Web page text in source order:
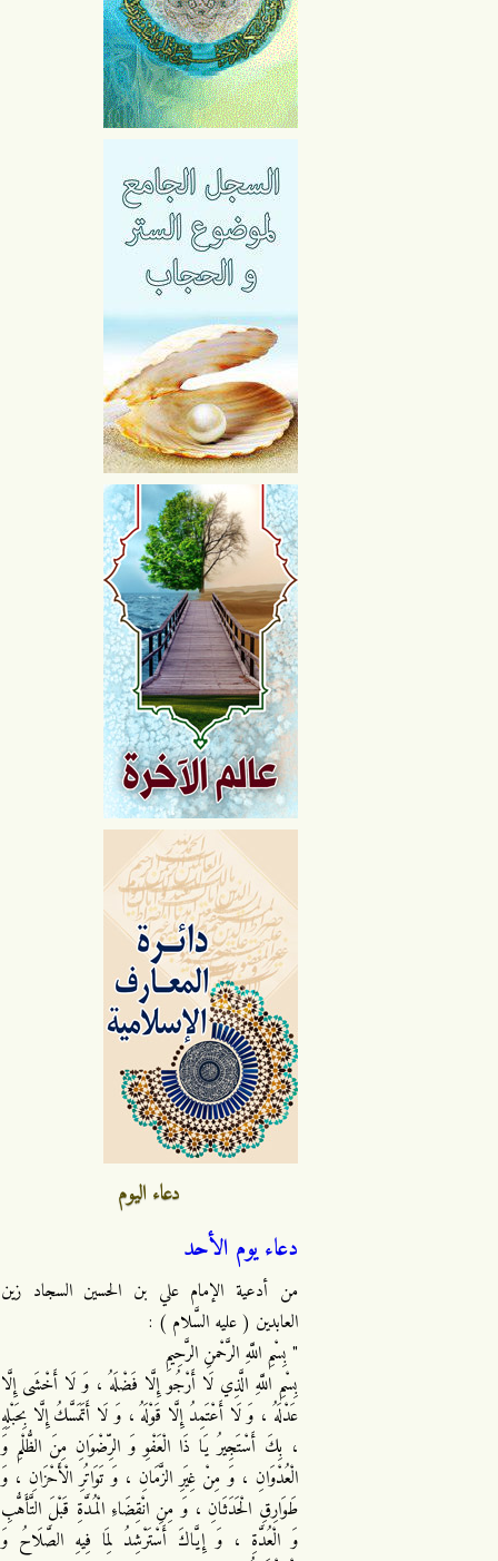
دعاء اليوم
دعاء يوم الأحد
من أدعية الإمام علي بن الحسين السجاد زين
العابدين ( عليه السَّلام ) :
" بِسْمِ اللَّهِ الرَّحْمنِ الرَّحِيمِ
بِسْمِ اللَّهِ الَّذِي لَا أَرْجُو إِلَّا فَضْلَهُ ، وَ لَا أَخْشَى إِلَّا
عَدْلَهُ ، وَ لَا أَعْتَمِدُ إِلَّا قَوْلَهُ ، وَ لَا أَتَمَسَّكُ إِلَّا بِحَبْلِهِ
، بِكَ أَسْتَجِيرُ يَا ذَا الْعَفْوِ وَ الرِّضْوَانِ مِنَ الظُّلْمِ وَ
الْعُدْوَانِ ، وَ مِنْ غِيَرِ الزَّمَانِ ، وَ تَوَاتُرِ الْأَحْزَانِ ، وَ
طَوَارِقِ الْحَدَثَانِ ، وَ مِنِ انْقِضَاءِ الْمُدَّةِ قَبْلَ التَّأَهُّبِ
وَ الْعُدَّةِ ، وَ إِيَّاكَ أَسْتَرْشِدُ لِمَا فِيهِ الصَّلَاحُ وَ